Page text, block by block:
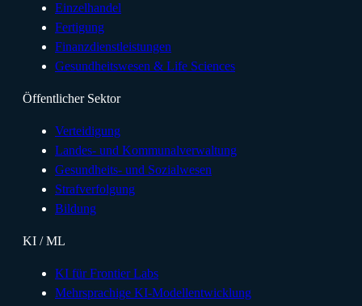
Einzelhandel
Fertigung
Finanzdienstleistungen
Gesundheitswesen & Life Sciences
Öffentlicher Sektor
Verteidigung
Landes- und Kommunalverwaltung
Gesundheits- und Sozialwesen
Strafverfolgung
Bildung
KI / ML
KI für Frontier Labs
Mehrsprachige KI-Modellentwicklung